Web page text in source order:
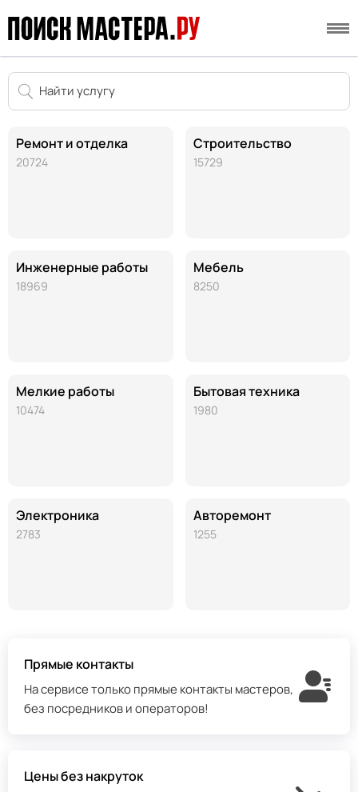
Ремонт и отделка
20724
Инженерные работы
18969
Мелкие работы
10474
Электроника
2783
Строительство
15729
Мебель
8250
Бытовая техника
1980
Авторемонт
1255
Прямые контакты
На сервисе только прямые контакты мастеров,
без посредников и операторов!
Цены без накруток